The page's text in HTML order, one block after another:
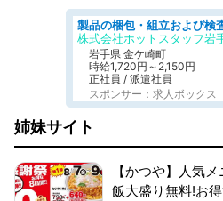
株式会社ホットスタッフ岩
岩手県 金ケ崎町
時給1,720円～2,150円
正社員 / 派遣社員
スポンサー：求人ボックス
姉妹サイト
【かつや】人気
飯大盛り無料!お